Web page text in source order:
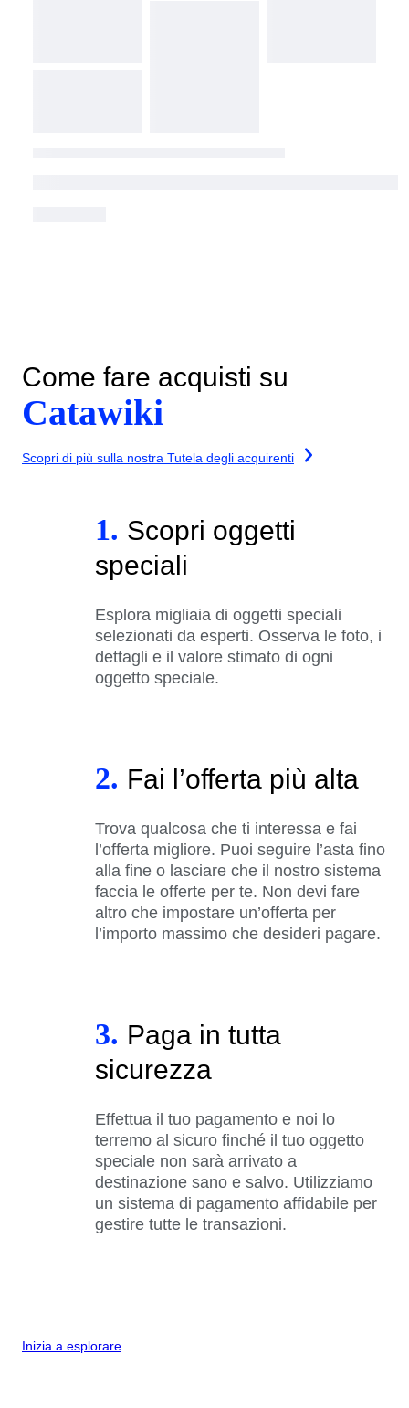
Come fare acquisti su
Catawiki
Scopri di più sulla nostra Tutela degli acquirenti
1. Scopri oggetti
speciali
Esplora migliaia di oggetti speciali
selezionati da esperti. Osserva le foto, i
dettagli e il valore stimato di ogni
oggetto speciale.
2. Fai l’offerta più alta
Trova qualcosa che ti interessa e fai
l’offerta migliore. Puoi seguire l’asta fino
alla fine o lasciare che il nostro sistema
faccia le offerte per te. Non devi fare
altro che impostare un’offerta per
l’importo massimo che desideri pagare.
3. Paga in tutta
sicurezza
Effettua il tuo pagamento e noi lo
terremo al sicuro finché il tuo oggetto
speciale non sarà arrivato a
destinazione sano e salvo. Utilizziamo
un sistema di pagamento affidabile per
gestire tutte le transazioni.
Inizia a esplorare